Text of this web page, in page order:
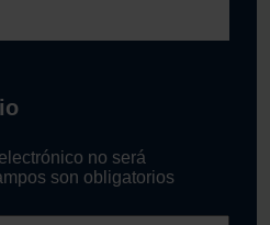
no será
son obligatorios